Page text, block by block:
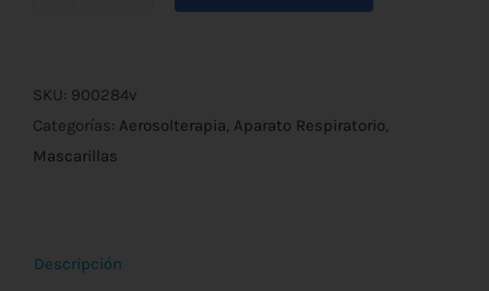
para
Nebulizador
Pro
cantidad
SKU: 900284v
Categorías: Aerosolterapia, Aparato Respiratorio,
Mascarillas
Descripción